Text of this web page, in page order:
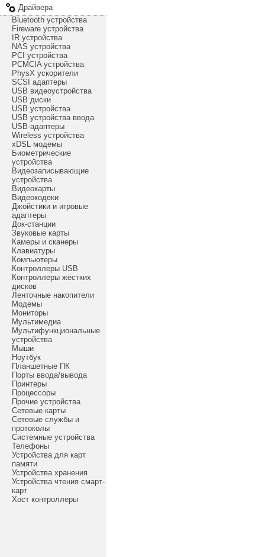
Драйвера
Bluetooth устройства
Fireware устройства
IR устройства
NAS устройства
PCI устройства
PCMCIA устройства
PhysX ускорители
SCSI адаптеры
USB видеоустройства
USB диски
USB устройства
USB устройства ввода
USB-адаптеры
Wireless устройства
xDSL модемы
Биометрические
устройства
Видеозаписывающие
устройства
Видеокарты
Видеокодеки
Джойстики и игровые
адаптеры
Док-станции
Звуковые карты
Камеры и сканеры
Клавиатуры
Компьютеры
Контроллеры USB
Контроллеры жёстких
дисков
Ленточные накопители
Модемы
Мониторы
Мультимедиа
Мультифункциональные
устройства
Мыши
Ноутбук
Планшетные ПК
Порты ввода/вывода
Принтеры
Процессоры
Прочие устройства
Сетевые карты
Сетевые службы и
протоколы
Системные устройства
Телефоны
Устройства для карт
памяти
Устройства хранения
Устройства чтения смарт-
карт
Хост контроллеры